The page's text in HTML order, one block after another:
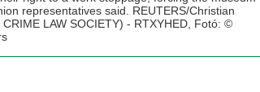
representatives said. REUTERS/Christian
LAW SOCIETY) - RTXYHED, Fotó: ©